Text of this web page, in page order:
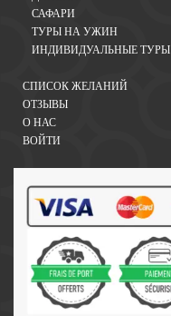
САФАРИ
ТУРЫ НА УЖИН
ИНДИВИДУАЛЬНЫЕ ТУРЫ
СПИСОК ЖЕЛАНИЙ
ОТЗЫВЫ
О НАС
ВОЙТИ